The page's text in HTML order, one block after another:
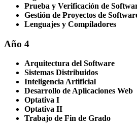
Prueba y Verificación de
Gestión de Proyectos de
Lenguajes y Compiladores
Año 4
Arquitectura del Software
Sistemas Distribuidos
Inteligencia Artificial
Desarrollo de Aplicaciones Web
Optativa I
Optativa II
Trabajo de Fin de Grado